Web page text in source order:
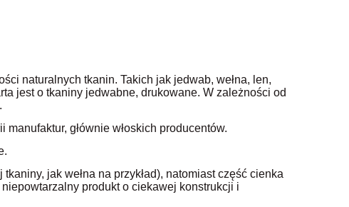
naturalnych tkanin. Takich jak jedwab, wełna, len,
jest o tkaniny jedwabne, drukowane. W zależności od
głównie włoskich producentów.
jak wełna na przykład), natomiast część cienka
produkt o ciekawej konstrukcji i